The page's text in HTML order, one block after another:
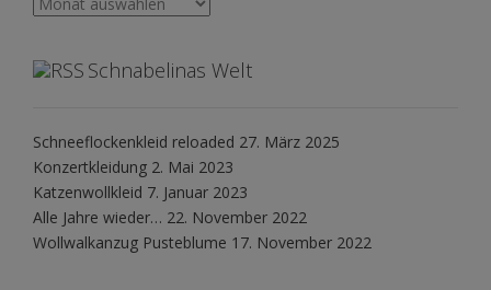
Schnabelinas Welt
Schneeflockenkleid reloaded 27. März 2025
Konzertkleidung 2. Mai 2023
Katzenwollkleid 7. Januar 2023
Alle Jahre wieder… 22. November 2022
Wollwalkanzug Pusteblume 17. November 2022